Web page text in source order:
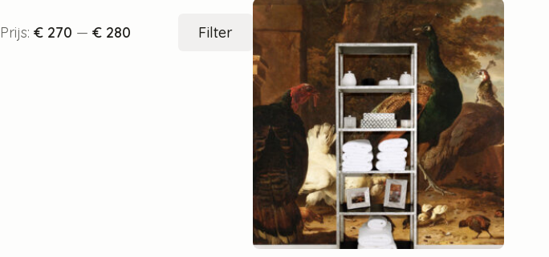
prijs
prijs
Filter
Prijs: € 270 — € 280